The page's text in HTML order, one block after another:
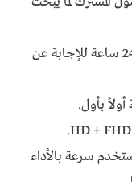
يتوفر للتطبيق خدمة عملاء جاهزة على مدار 24 ساعة للإجابة عن
بأول.
سرعة بالأداء